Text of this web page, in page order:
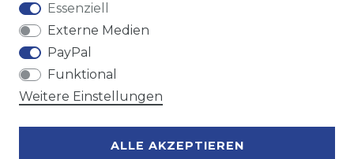
Essenziell
Externe Medien
PayPal
Funktional
Weitere Einstellungen
ALLE AKZEPTIEREN